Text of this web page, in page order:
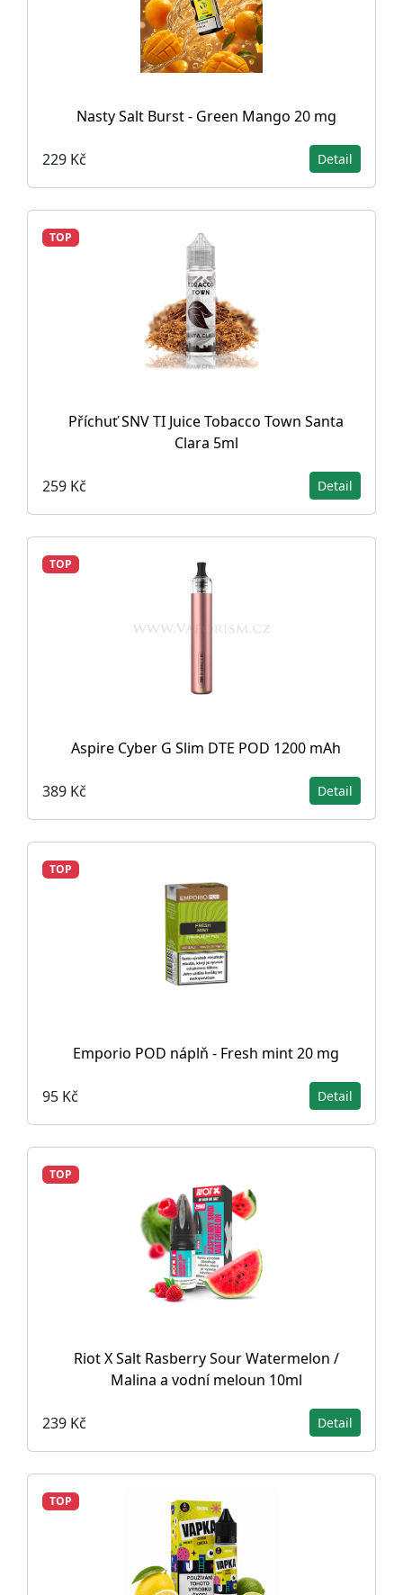
Nasty Salt Burst - Green Mango 20 mg
229 Kč Detail
TOP
Příchuť SNV TI Juice Tobacco Town Santa
Clara 5ml
259 Kč Detail
TOP
Aspire Cyber G Slim DTE POD 1200 mAh
389 Kč Detail
TOP
Emporio POD náplň - Fresh mint 20 mg
95 Kč Detail
TOP
Riot X Salt Rasberry Sour Watermelon /
Malina a vodní meloun 10ml
239 Kč Detail
TOP